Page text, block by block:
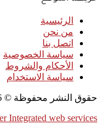
الرئيسية
من نحن
اتصل بنا
سياسة الخصوصية
الأحكام والشروط
سياسة الاستخدام
حقوق النشر محفوظة ©
Integrated web services